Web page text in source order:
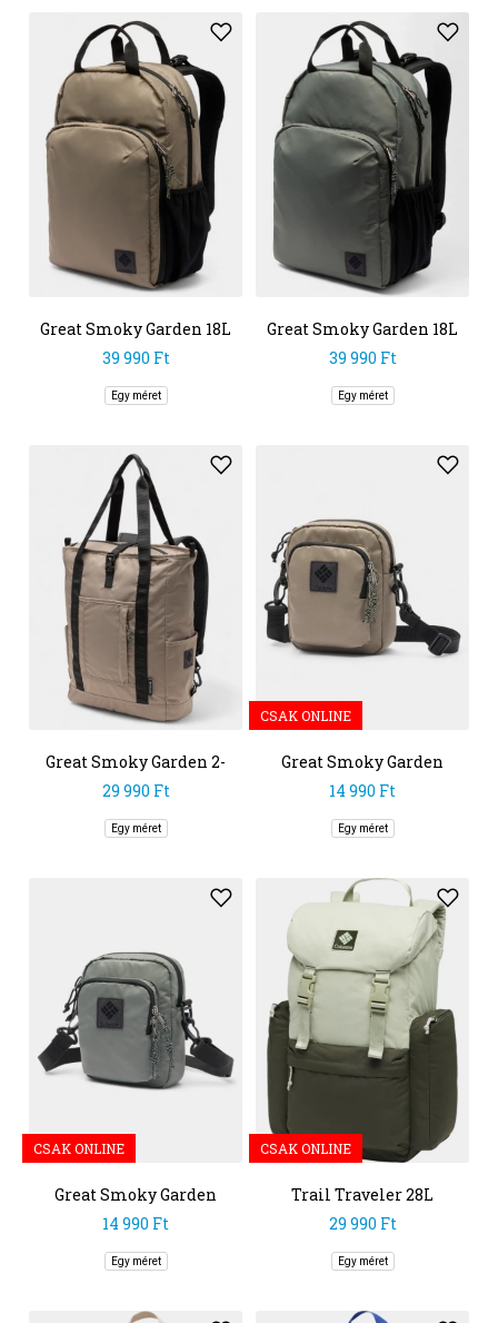
Great Smoky Garden 18L
Backpack
39 990 Ft
Egy méret
Great Smoky Garden 18L
Backpack
39 990 Ft
Egy méret
Great Smoky Garden 2-
Way Tote
29 990 Ft
Egy méret
CSAK ONLINE
Great Smoky Garden
Mini Shoulder Bag
14 990 Ft
Egy méret
CSAK ONLINE
Great Smoky Garden
Mini Shoulder Bag
14 990 Ft
Egy méret
CSAK ONLINE
Trail Traveler 28L
Rucksack
29 990 Ft
Egy méret